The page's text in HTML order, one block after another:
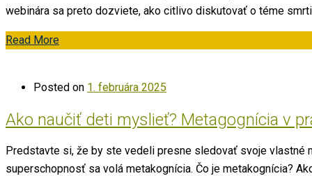
webinára sa preto dozviete, ako citlivo diskutovať o téme
Read More
Posted on 1. februára 2025
Ako naučiť deti myslieť? Metagognícia v
Predstavte si, že by ste vedeli presne sledovať svoje vlastné
superschopnosť sa volá metakognícia. Čo je metakognícia?